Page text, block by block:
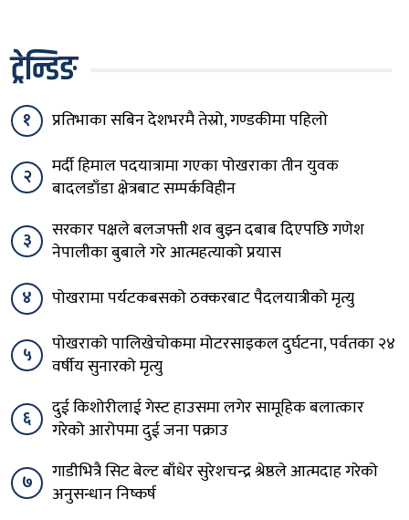
ट्रेन्डिङ
१ प्रतिभाका सबिन देशभरमै तेस्रो, गण्डकीमा पहिलो
२
मर्दी हिमाल पदयात्रामा गएका पोखराका तीन युवक
बादलडाँडा क्षेत्रबाट सम्पर्कविहीन
३
सरकार पक्षले बलजफ्ती शव बुझ्न दबाब दिएपछि गणेश
नेपालीका बुबाले गरे आत्महत्याको प्रयास
४
पोखरामा पर्यटकबसको ठक्करबाट पैदलयात्रीको मृत्यु
५
पोखराको पालिखेचोकमा मोटरसाइकल दुर्घटना, पर्वतका २४
वर्षीय सुनारको मृत्यु
६
दुई किशोरीलाई गेस्ट हाउसमा लगेर सामूहिक बलात्कार
गरेको आरोपमा दुई जना पक्राउ
७
गाडीभित्रै सिट बेल्ट बाँधेर सुरेशचन्द्र श्रेष्ठले आत्मदाह गरेको
अनुसन्धान निष्कर्ष